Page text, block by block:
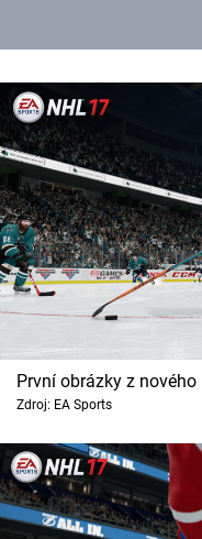
První obrázky z nového
Zdroj: EA Sports